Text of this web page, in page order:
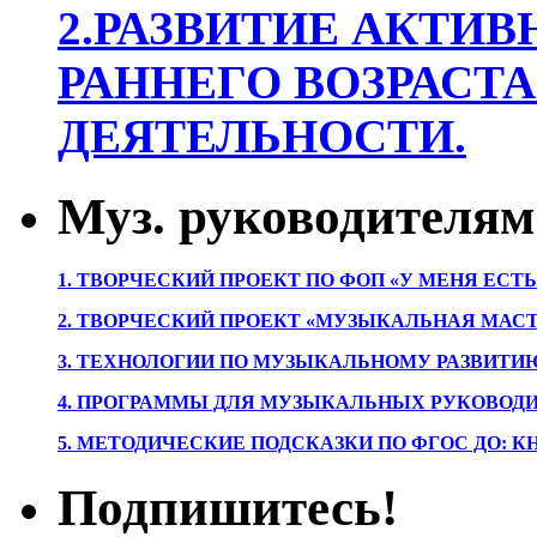
2.РАЗВИТИЕ
РАННЕГО
ДЕЯТЕЛЬНОСТИ.
Муз. руководителям
1. ТВОРЧЕСКИЙ ПРОЕКТ ПО ФОП «У МЕНЯ
2. ТВОРЧЕСКИЙ ПРОЕКТ «МУЗЫКАЛЬНАЯ
3. ТЕХНОЛОГИИ ПО МУЗЫКАЛЬНОМУ
4. ПРОГРАММЫ ДЛЯ МУЗЫКАЛЬНЫХ
5. МЕТОДИЧЕСКИЕ ПОДСКАЗКИ ПО ФГОС ДО:
Подпишитесь!